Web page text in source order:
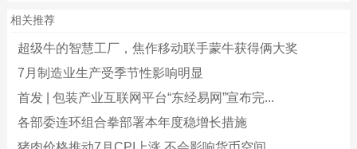
相关推荐
超级牛的智慧工厂，焦作移动联手蒙牛获得俩大奖
7月制造业生产受季节性影响明显
首发 | 包装产业互联网平台“东经易网”宣布完...
各部委连环组合拳部署本年度稳增长措施